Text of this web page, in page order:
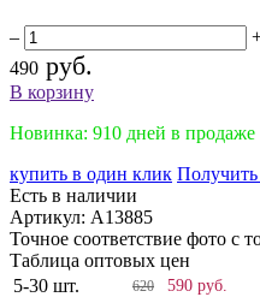
–
490 руб.
В корзину
Новинка: 910 дней в продаже
купить в один клик Получить
Есть в наличии
Артикул: A13885
Точное соответствие фото с
Таблица оптовых цен
5-30 шт.
620 590 руб.